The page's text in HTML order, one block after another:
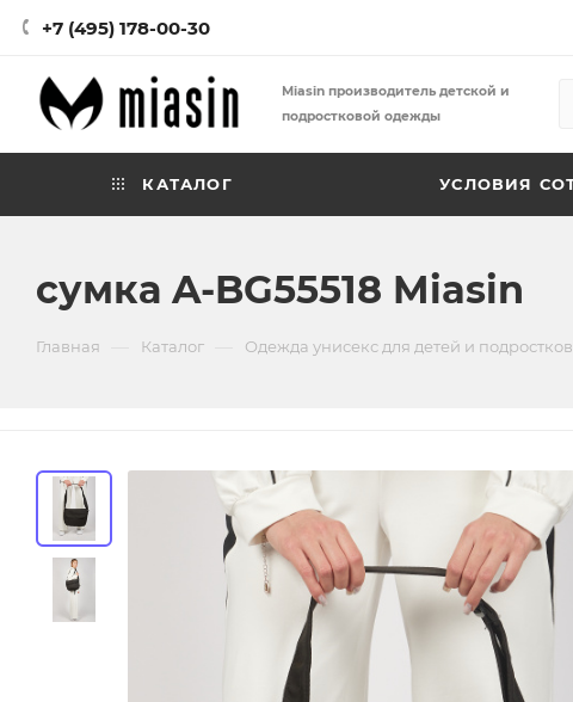
+7 (495) 178-00-30
Miasin производитель детской и
подростковой одежды
КАТАЛОГ УСЛОВИЯ
сумка A-BG55518 Miasin
Главная Каталог Одежда унисекс для детей и подростков